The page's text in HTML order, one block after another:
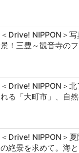
＜Drive! NIPPON＞
景！三豊～観音寺の
＜Drive! NIPPON＞
れる「大町市」、自
＜Drive! NIPPON＞
の絶景を求めて。海